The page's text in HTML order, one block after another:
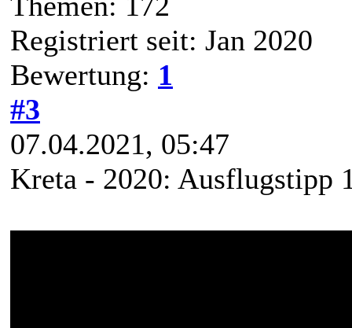
Registriert seit: Jan 2020
Bewertung: 1
#3
07.04.2021, 05:47
Kreta - 2020: Ausflugstipp